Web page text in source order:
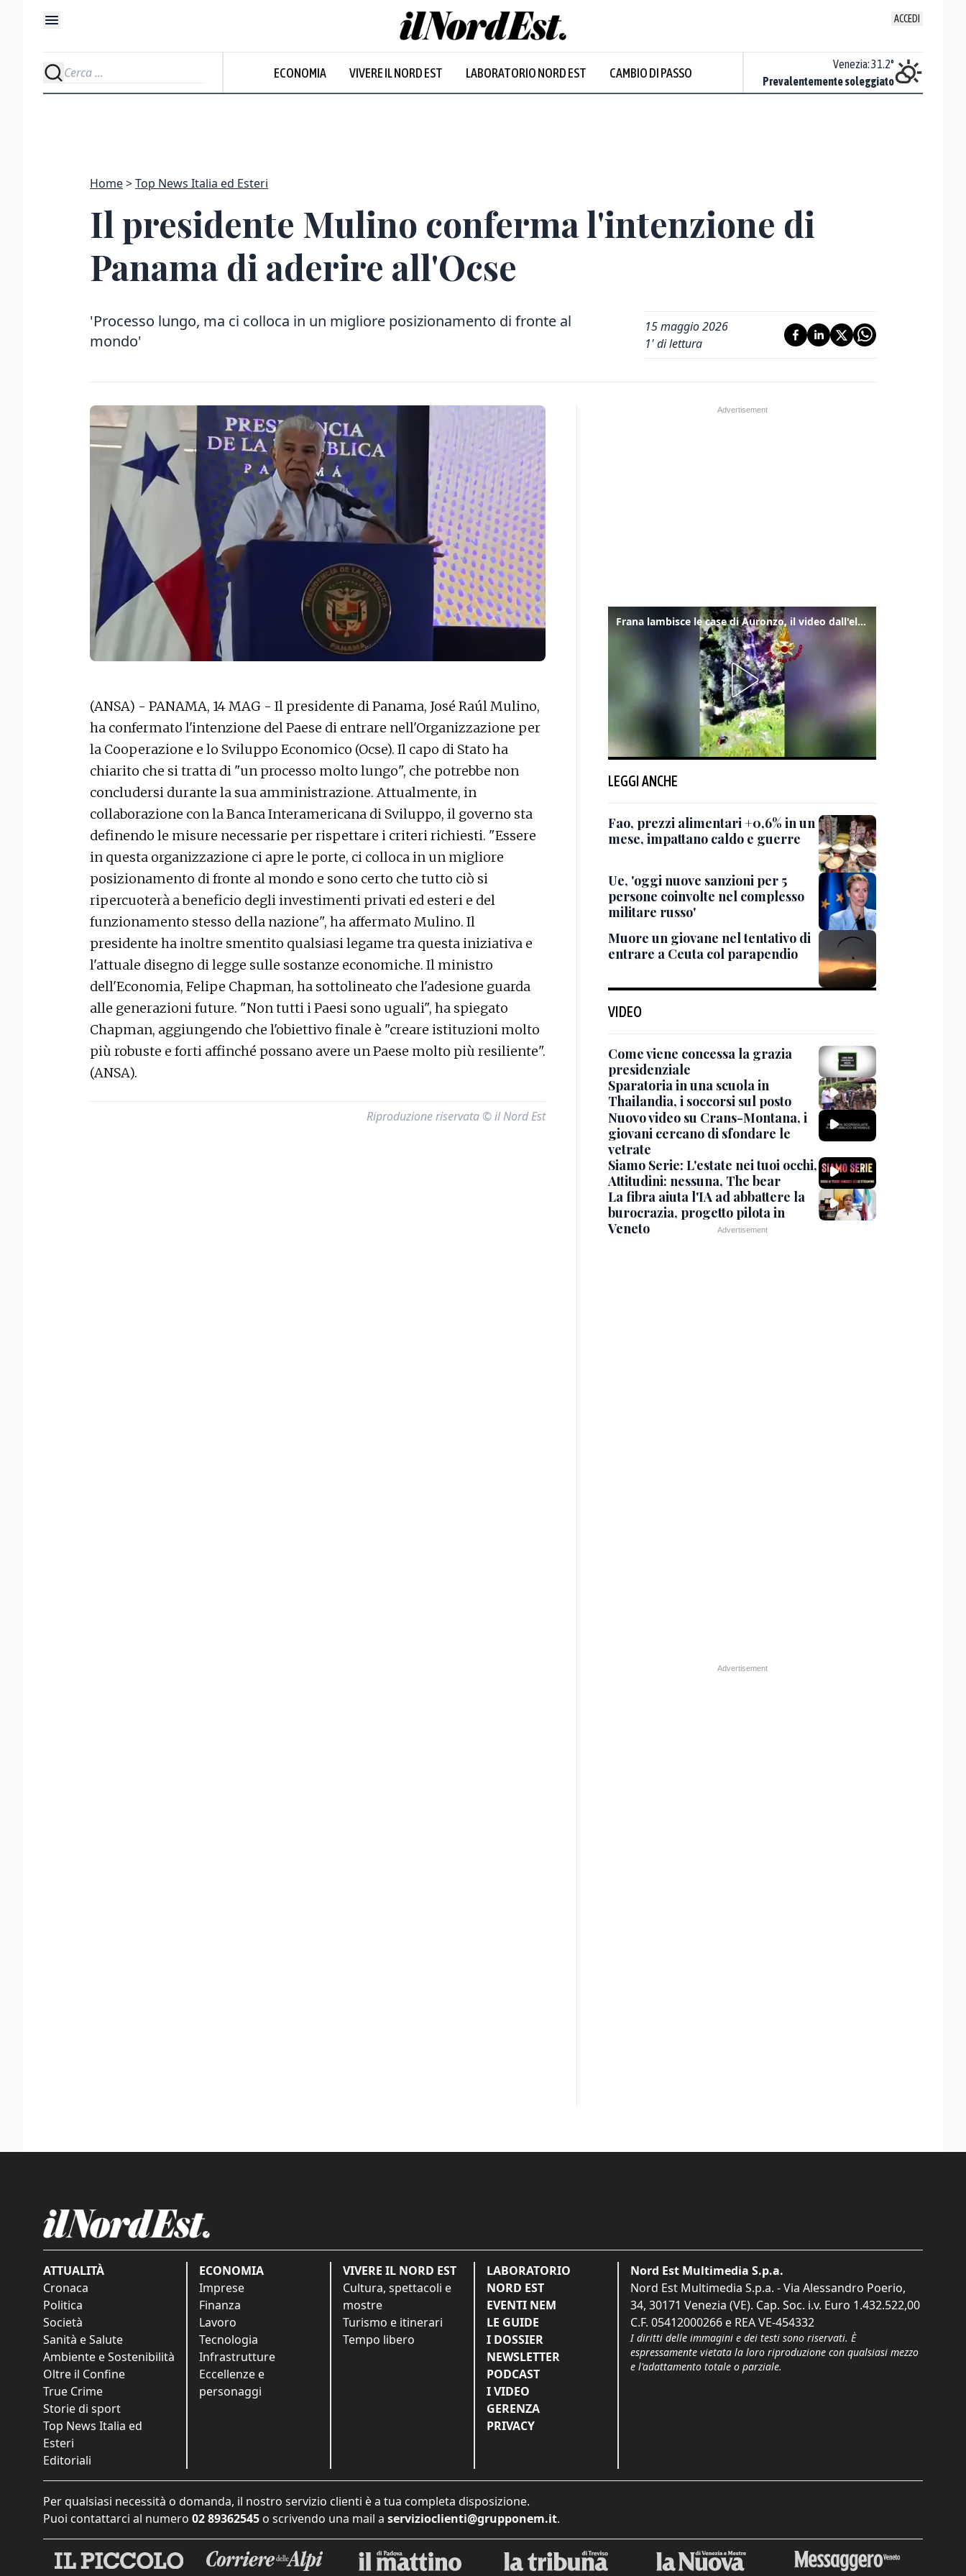
ACCEDI
ECONOMIA VIVERE IL NORD EST LABORATORIO NORD EST CAMBIO DI PASSO
Nuvoloso
Venezia:31.2°
Prevalentemente soleggiato
Home Top News Italia ed Esteri
Il presidente Mulino conferma l'intenzione di
Panama di aderire all'Ocse
'Processo lungo, ma ci colloca in un migliore posizionamento di fronte al
mondo'
15 maggio 2026
1' di lettura
(ANSA) - PANAMA, 14 MAG - Il presidente di Panama, José Raúl Mulino,
ha confermato l'intenzione del Paese di entrare nell'Organizzazione per
la Cooperazione e lo Sviluppo Economico (Ocse). Il capo di Stato ha
chiarito che si tratta di "un processo molto lungo", che potrebbe non
concludersi durante la sua amministrazione. Attualmente, in
collaborazione con la Banca Interamericana di Sviluppo, il governo sta
definendo le misure necessarie per rispettare i criteri richiesti. "Essere
in questa organizzazione ci apre le porte, ci colloca in un migliore
posizionamento di fronte al mondo e sono certo che tutto ciò si
ripercuoterà a beneficio degli investimenti privati ed esteri e del
funzionamento stesso della nazione", ha affermato Mulino. Il
presidente ha inoltre smentito qualsiasi legame tra questa iniziativa e
l'attuale disegno di legge sulle sostanze economiche. Il ministro
dell'Economia, Felipe Chapman, ha sottolineato che l'adesione guarda
alle generazioni future. "Non tutti i Paesi sono uguali", ha spiegato
Chapman, aggiungendo che l'obiettivo finale è "creare istituzioni molto
più robuste e forti affinché possano avere un Paese molto più resiliente".
(ANSA).
Riproduzione riservata © il Nord Est
Frana lambisce le case di Auronzo, il video dall'elicottero dei vigili del fuoco
LEGGI ANCHE
Fao, prezzi alimentari +0,6% in un
mese, impattano caldo e guerre
Ue, 'oggi nuove sanzioni per 5
persone coinvolte nel complesso
militare russo'
Muore un giovane nel tentativo di
entrare a Ceuta col parapendio
VIDEO
Come viene concessa la grazia
presidenziale
Sparatoria in una scuola in
Thailandia, i soccorsi sul posto
Nuovo video su Crans-Montana, i
giovani cercano di sfondare le
vetrate
Siamo Serie: L'estate nei tuoi occhi,
Attitudini: nessuna, The bear
La fibra aiuta l'IA ad abbattere la
burocrazia, progetto pilota in
Veneto
ATTUALITÀ
Cronaca
Politica
Società
Sanità e Salute
Ambiente e Sostenibilità
Oltre il Confine
True Crime
Storie di sport
Top News Italia ed
Esteri
Editoriali
ECONOMIA
Imprese
Finanza
Lavoro
Tecnologia
Infrastrutture
Eccellenze e
personaggi
VIVERE IL NORD EST
Cultura, spettacoli e
mostre
Turismo e itinerari
Tempo libero
LABORATORIO
NORD EST
EVENTI NEM
LE GUIDE
I DOSSIER
NEWSLETTER
PODCAST
I VIDEO
GERENZA
PRIVACY
Nord Est Multimedia S.p.a.
Nord Est Multimedia S.p.a. - Via Alessandro Poerio,
34, 30171 Venezia (VE). Cap. Soc. i.v. Euro 1.432.522,00
C.F. 05412000266 e REA VE-454332
I diritti delle immagini e dei testi sono riservati. È
espressamente vietata la loro riproduzione con qualsiasi mezzo
e l'adattamento totale o parziale.
Per qualsiasi necessità o domanda, il nostro servizio clienti è a tua completa disposizione.
Puoi contattarci al numero 02 89362545 o scrivendo una mail a servizioclienti@grupponem.it.